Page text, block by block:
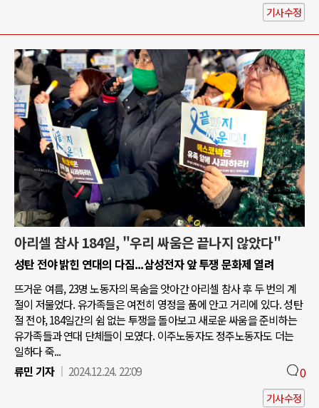
기사수정
아리셀 참사 184일, "우리 싸움은 끝나지 않았다"
성탄 전야 밝힌 연대의 다짐...삼성전자 앞 투쟁 문화제 열려
뜨거운 여름, 23명 노동자의 목숨을 앗아간 아리셀 참사 후 두 번의 계
절이 저물었다. 유가족들은 여전히 영정을 품에 안고 거리에 있다. 성탄
절 전야, 184일간의 쉼 없는 투쟁을 돌아보고 새로운 싸움을 준비하는
유가족들과 연대 단체들이 모였다. 이주노동자도 정주노동자도 더는
일하다 죽...
류민 기자
2024.12.24. 22:09 0
기사수정